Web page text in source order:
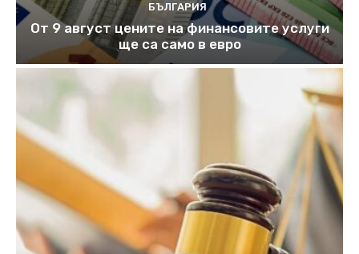
БЪЛГАРИЯ
От 9 август цените на финансовите услуги
ще са само в евро